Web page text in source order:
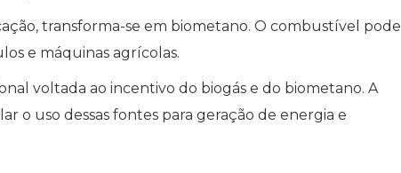
transforma-se em biometano. O combustível pode
e máquinas agrícolas.
voltada ao incentivo do biogás e do biometano. A
o uso dessas fontes para geração de energia e